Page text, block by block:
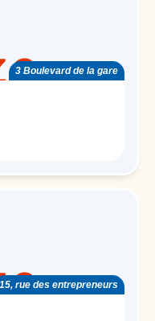
3 Boulevard de la gare
15, rue des entrepreneurs